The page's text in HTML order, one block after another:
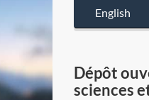
English
Dépôt
sciences